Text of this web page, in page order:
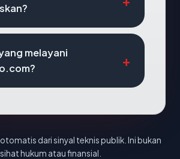
melayani
dari sinyal teknis publik. Ini bukan
hukum atau finansial.